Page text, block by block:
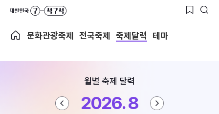
문화관광축제 전국축제 축제달력 테마
월별 축제 달력
2026. 8